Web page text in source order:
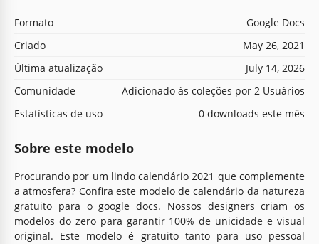
Formato
Google Docs
Criado
May 26, 2021
Última atualização
July 14, 2026
Comunidade
Adicionado às coleções por 2 Usuários
Estatísticas de uso
0 downloads este mês
Sobre este modelo
Procurando por um lindo calendário 2021 que complemente
a atmosfera? Confira este modelo de calendário da natureza
gratuito para o google docs. Nossos designers criam os
modelos do zero para garantir 100% de unicidade e visual
original. Este modelo é gratuito tanto para uso pessoal